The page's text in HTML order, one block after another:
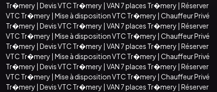
Tr�mery | Devis VTC Tr�mery | VAN 7 places Tr�mery | Réserver
VTC Tr�mery | Mise à disposition VTC Tr�mery | Chauffeur Privé
Tr�mery | Devis VTC Tr�mery | VAN 7 places Tr�mery | Réserver
VTC Tr�mery | Mise à disposition VTC Tr�mery | Chauffeur Privé
Tr�mery | Devis VTC Tr�mery | VAN 7 places Tr�mery | Réserver
VTC Tr�mery | Mise à disposition VTC Tr�mery | Chauffeur Privé
Tr�mery | Devis VTC Tr�mery | VAN 7 places Tr�mery | Réserver
VTC Tr�mery | Mise à disposition VTC Tr�mery | Chauffeur Privé
Tr�mery | Devis VTC Tr�mery | VAN 7 places Tr�mery | Réserver